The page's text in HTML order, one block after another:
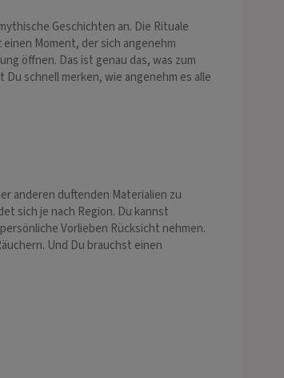
Geschichten an. Die Rituale
Moment, der sich angenehm
öffnen. Das ist genau das, was zum
schnell merken, wie angenehm es alle
anderen duftenden Materialien zu
sich je nach Region. Du kannst
Vorlieben Rücksicht nehmen.
Und Du brauchst einen